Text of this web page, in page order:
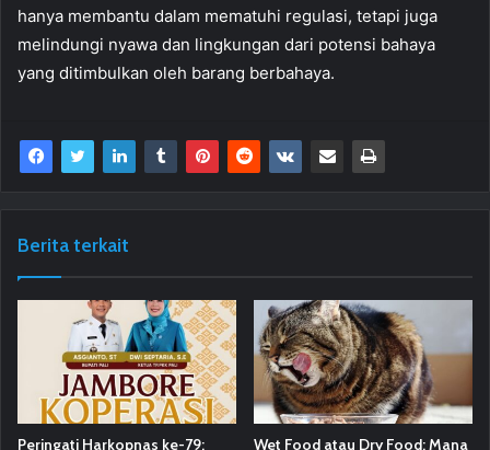
hanya membantu dalam mematuhi regulasi, tetapi juga
melindungi nyawa dan lingkungan dari potensi bahaya
yang ditimbulkan oleh barang berbahaya.
Berita terkait
Peringati Harkopnas ke-79:
Wet Food atau Dry Food: Mana